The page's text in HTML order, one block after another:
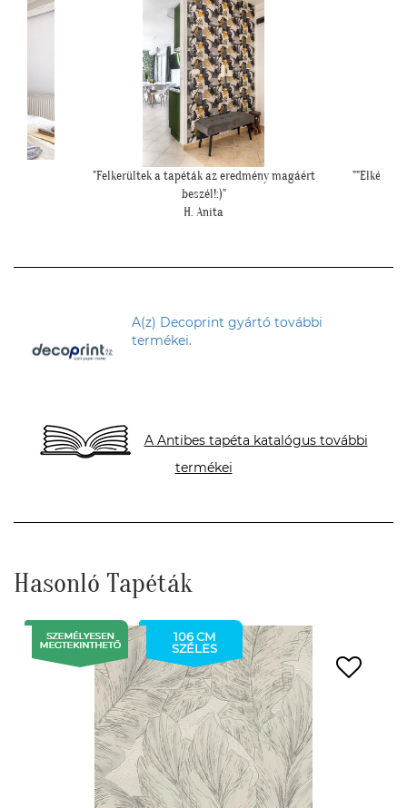
""Elkészült a szoba, nagyon szépen lett. Köszönjük""
E. Réka
A(z) Decoprint gyártó további
termékei.
A Antibes tapéta katalógus további
termékei
Hasonló Tapéták
106 CM
SZÉLES